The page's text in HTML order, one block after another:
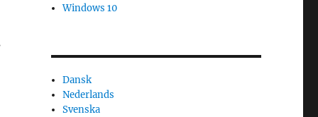
Windows 10
Dansk
Nederlands
Svenska